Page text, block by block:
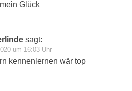
Glück
sagt:
um 16:03 Uhr
kennenlernen wär top